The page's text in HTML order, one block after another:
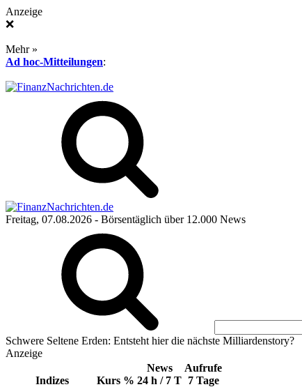
Anzeige
❌
Mehr »
Ad hoc-Mitteilungen:
Freitag, 07.08.2026 - Börsentäglich über 12.000 News
Schwere Seltene Erden: Entsteht hier die nächste Milliardenstory?
Anzeige
Indizes Kurs %
News
24 h / 7 T
Aufrufe
7 Tage